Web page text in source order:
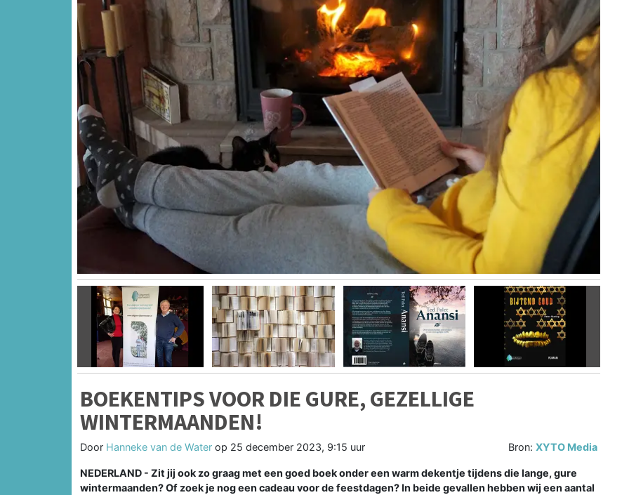
Vorige
BOEKENTIPS VOOR DIE GURE, GEZELLIGE
WINTERMAANDEN!
Door Hanneke van de Water op 25 december 2023, 9:15 uur Bron:XYTO Media
NEDERLAND - Zit jij ook zo graag met een goed boek onder een warm dekentje tijdens die lange, gure
wintermaanden? Of zoek je nog een cadeau voor de feestdagen? In beide gevallen hebben wij een aantal